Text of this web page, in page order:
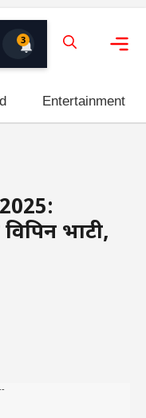
3
Entertainment
भाटी,